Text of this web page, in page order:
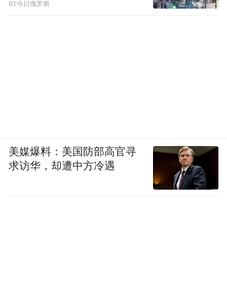
RT今日俄罗斯
美媒爆料：美国防部高官寻
求访华，却遭中方冷遇